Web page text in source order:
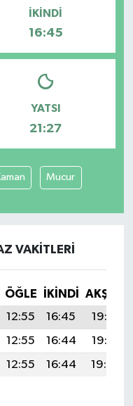
İKINDI
16:45
YATSI
21:27
Mucur
VAKITLERI
ÖĞLE İKINDI
AKŞAM
12:55 16:45
19:57
12:55 16:44
19:56
12:55 16:44 19:54